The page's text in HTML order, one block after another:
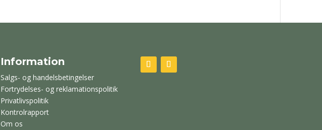
Information
Salgs- og handelsbetingelser
Fortrydelses- og reklamationspolitik
Privatlivspolitik
Kontrolrapport
Om os